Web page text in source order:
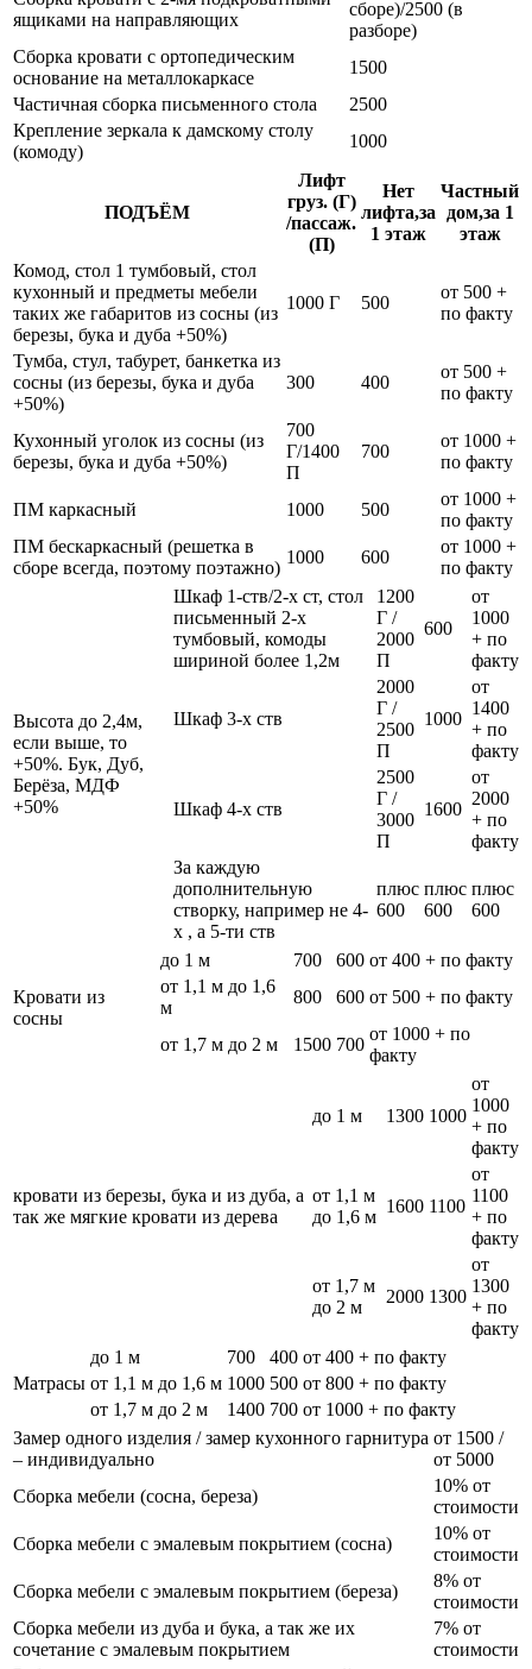
ящиками на направляющих
сборе)/2500 (в
разборе)
Сборка кровати с ортопедическим
основание на металлокаркасе
1500
Частичная сборка письменного стола
2500
Крепление зеркала к дамскому столу
(комоду)
1000
ПОДЪЁМ
Лифт
груз. (Г)
/пассаж.
(П)
Нет
лифта,за
1 этаж
Частный
дом,за 1
этаж
Комод, стол 1 тумбовый, стол
кухонный и предметы мебели
таких же габаритов из сосны (из
березы, бука и дуба +50%)
1000 Г 500
от 500 +
по факту
Тумба, стул, табурет, банкетка из
сосны (из березы, бука и дуба
+50%)
300 400
от 500 +
по факту
Кухонный уголок из сосны (из
березы, бука и дуба +50%)
700
Г/1400
П
700
от 1000 +
по факту
ПМ каркасный 1000 500
от 1000 +
по факту
ПМ бескаркасный (решетка в
сборе всегда, поэтому поэтажно)
1000 600
от 1000 +
по факту
Высота до 2,4м,
если выше, то
+50%. Бук, Дуб,
Берёза, МДФ
+50%
Шкаф 1-ств/2-х ст, стол
письменный 2-х
тумбовый, комоды
шириной более 1,2м
1200
Г /
2000
П
600
от
1000
+ по
факту
Шкаф 3-х ств
2000
Г /
2500
П
1000
от
1400
+ по
факту
Шкаф 4-х ств
2500
Г /
3000
П
1600
от
2000
+ по
факту
За каждую
дополнительную
створку, например не 4-
х , а 5-ти ств
плюс
600
плюс
600
плюс
600
Кровати из
сосны
до 1 м 700 600 от 400 + по факту
от 1,1 м до 1,6
м
800 600 от 500 + по факту
от 1,7 м до 2 м 1500 700
от 1000 + по
факту
кровати из березы, бука и из дуба, а
так же мягкие кровати из дерева
до 1 м 1300 1000
от
1000
+ по
факту
от 1,1 м
до 1,6 м
1600 1100
от
1100
+ по
факту
от 1,7 м
до 2 м
2000 1300
от
1300
+ по
факту
Матрасы
до 1 м 700 400 от 400 + по факту
от 1,1 м до 1,6 м 1000 500 от 800 + по факту
от 1,7 м до 2 м
1400 700 от 1000 + по факту
Замер одного изделия / замер кухонного гарнитура
– индивидуально
от 1500 /
от 5000
Сборка мебели (сосна, береза)
10% от
стоимости
Сборка мебели с эмалевым покрытием (сосна)
10% от
стоимости
Сборка мебели с эмалевым покрытием (береза)
8% от
стоимости
Сборка мебели из дуба и бука, а так же их
сочетание с эмалевым покрытием
7% от
стоимости